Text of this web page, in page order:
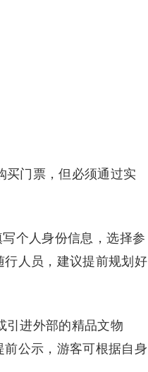
买门票，但必须通过实
个人身份信息，选择参
人员，建议提前规划好
引进外部的精品文物
公示，游客可根据自身